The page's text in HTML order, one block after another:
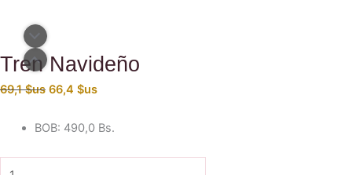
Tren Navideño
69,1$us El
original
69,1 $us.
66,4 $usEl
actual
66,4 $us.
BOB: 490,0 Bs.